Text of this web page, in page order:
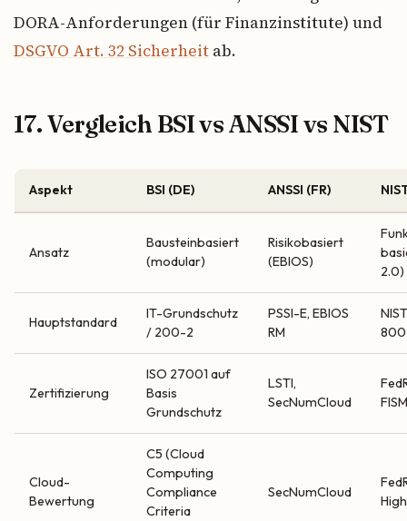
DORA-Anforderungen (für Finanzinstitute) und
DSGVO Art. 32 Sicherheit ab.
17. Vergleich BSI vs ANSSI vs NIST
Aspekt BSI (DE) ANSSI (FR)
Ansatz
Bausteinbasiert
(modular)
Risikobasiert
(EBIOS)
2.0)
Hauptstandard
IT-Grundschutz
/ 200-2
PSSI-E, EBIOS
RM
Zertifizierung
ISO 27001 auf
Basis
Grundschutz
LSTI,
SecNumCloud
Cloud-
Bewertung
C5 (Cloud
Computing
Compliance
Criteria
SecNumCloud